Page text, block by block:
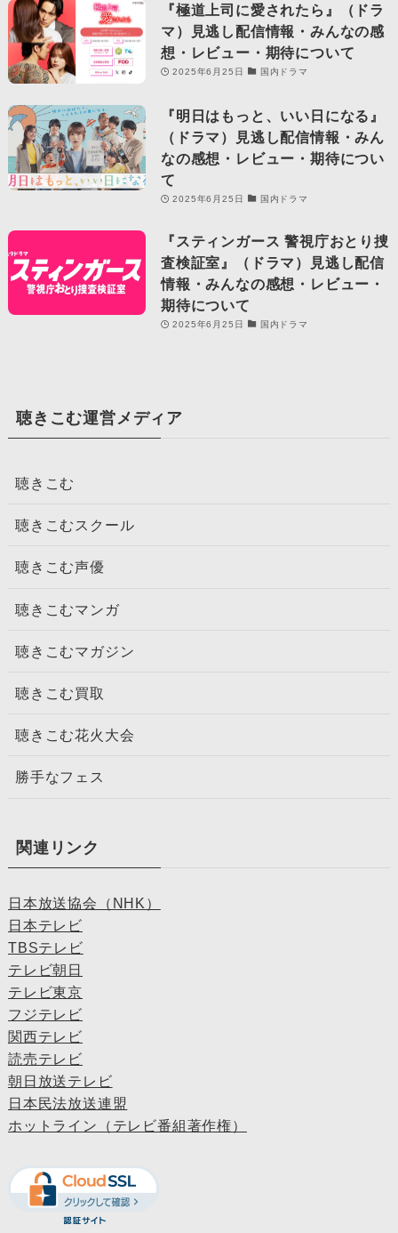
『極道上司に愛されたら』（ドラ
マ）見逃し配信情報・みんなの感
想・レビュー・期待について
2025年6月25日 国内ドラマ
『明日はもっと、いい日になる』
（ドラマ）見逃し配信情報・みん
なの感想・レビュー・期待につい
て
2025年6月25日 国内ドラマ
『スティンガース 警視庁おとり捜
査検証室』（ドラマ）見逃し配信
情報・みんなの感想・レビュー・
期待について
2025年6月25日 国内ドラマ
聴きこむ運営メディア
聴きこむ
聴きこむスクール
聴きこむ声優
聴きこむマンガ
聴きこむマガジン
聴きこむ買取
聴きこむ花火大会
勝手なフェス
関連リンク
日本放送協会（NHK）
日本テレビ
TBSテレビ
テレビ朝日
テレビ東京
フジテレビ
関西テレビ
読売テレビ
朝日放送テレビ
日本民法放送連盟
ホットライン（テレビ番組著作権）